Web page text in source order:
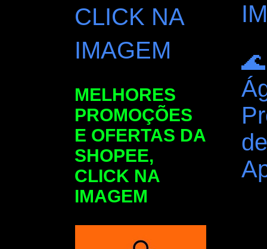
CLICK NA
IMAGEM
MELHORES
PROMOÇÕES
E OFERTAS DA
SHOPEE,
CLICK NA
IMAGEM